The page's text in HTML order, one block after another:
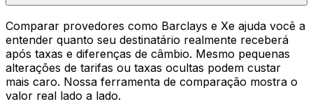
Comparar provedores como Barclays e Xe ajuda você a
entender quanto seu destinatário realmente receberá
após taxas e diferenças de câmbio. Mesmo pequenas
alterações de tarifas ou taxas ocultas podem custar
mais caro. Nossa ferramenta de comparação mostra o
valor real lado a lado.